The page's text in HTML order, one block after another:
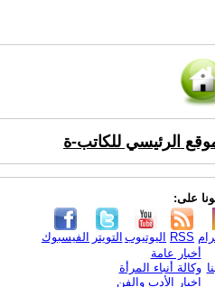
الرئيسي للكاتب-ة
على:
الفيسبوك التويتر اليوتيوب RSS
أخبار عامة
وكالة أنباء المرأة
اخبار الأدب والفن